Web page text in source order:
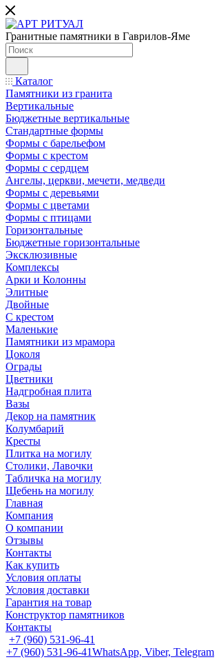
Гранитные памятники в Гаврилов-Яме
Каталог
Памятники из гранита
Вертикальные
Бюджетные вертикальные
Стандартные формы
Формы с барельефом
Формы с крестом
Формы с сердцем
Ангелы, церкви, мечети, медведи
Формы с деревьями
Формы с цветами
Формы с птицами
Горизонтальные
Бюджетные горизонтальные
Эксклюзивные
Комплексы
Арки и Колонны
Элитные
Двойные
С крестом
Маленькие
Памятники из мрамора
Цоколя
Ограды
Цветники
Надгробная плита
Вазы
Декор на памятник
Колумбарий
Кресты
Плитка на могилу
Столики, Лавочки
Табличка на могилу
Щебень на могилу
Главная
Компания
О компании
Отзывы
Контакты
Как купить
Условия оплаты
Условия доставки
Гарантия на товар
Конструктор памятников
Контакты
+7 (960) 531-96-41
+7 (960) 531-96-41WhatsApp, Viber, Telegram